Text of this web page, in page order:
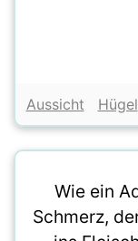
Aussicht Hügel
Wie ein
Schmerz,